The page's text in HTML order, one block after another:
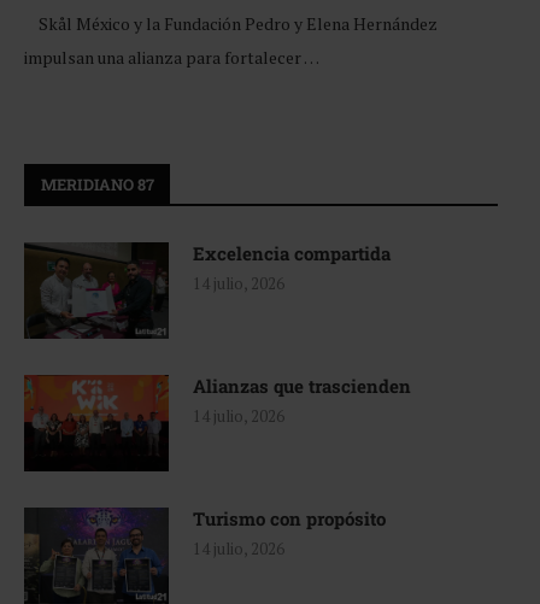
Skål México y la Fundación Pedro y Elena Hernández
impulsan una alianza para fortalecer …
MERIDIANO 87
Excelencia compartida
14 julio, 2026
Alianzas que trascienden
14 julio, 2026
Turismo con propósito
14 julio, 2026